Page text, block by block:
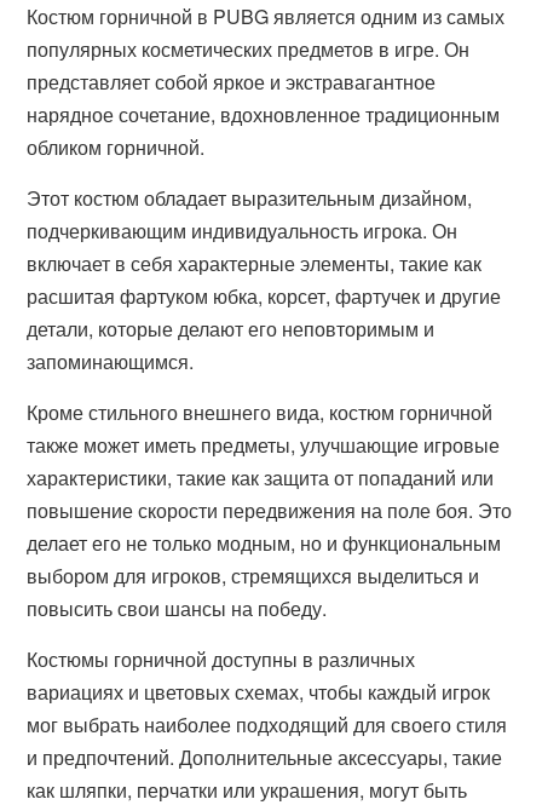
Костюм горничной в PUBG является одним из самых
популярных косметических предметов в игре. Он
представляет собой яркое и экстравагантное
нарядное сочетание, вдохновленное традиционным
обликом горничной.
Этот костюм обладает выразительным дизайном,
подчеркивающим индивидуальность игрока. Он
включает в себя характерные элементы, такие как
расшитая фартуком юбка, корсет, фартучек и другие
детали, которые делают его неповторимым и
запоминающимся.
Кроме стильного внешнего вида, костюм горничной
также может иметь предметы, улучшающие игровые
характеристики, такие как защита от попаданий или
повышение скорости передвижения на поле боя. Это
делает его не только модным, но и функциональным
выбором для игроков, стремящихся выделиться и
повысить свои шансы на победу.
Костюмы горничной доступны в различных
вариациях и цветовых схемах, чтобы каждый игрок
мог выбрать наиболее подходящий для своего стиля
и предпочтений. Дополнительные аксессуары, такие
как шляпки, перчатки или украшения, могут быть